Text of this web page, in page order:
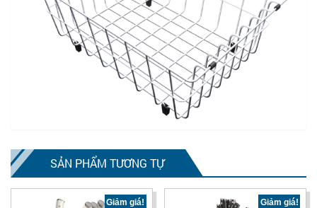
SẢN PHẨM TƯƠNG TỰ
Giảm giá! Giảm giá!